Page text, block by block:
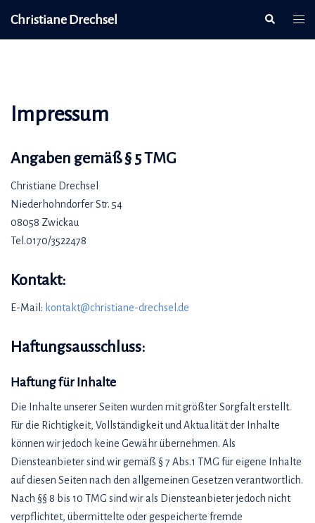
Christiane Drechsel
Impressum
Angaben gemäß § 5 TMG
Christiane Drechsel
Niederhohndorfer Str. 54
08058 Zwickau
Tel.0170/3522478
Kontakt:
E-Mail: kontakt@christiane-drechsel.de
Haftungsausschluss:
Haftung für Inhalte
Die Inhalte unserer Seiten wurden mit größter Sorgfalt erstellt.
Für die Richtigkeit, Vollständigkeit und Aktualität der Inhalte
können wir jedoch keine Gewähr übernehmen. Als
Diensteanbieter sind wir gemäß § 7 Abs.1 TMG für eigene Inhalte
auf diesen Seiten nach den allgemeinen Gesetzen verantwortlich.
Nach §§ 8 bis 10 TMG sind wir als Diensteanbieter jedoch nicht
verpflichtet, übermittelte oder gespeicherte fremde